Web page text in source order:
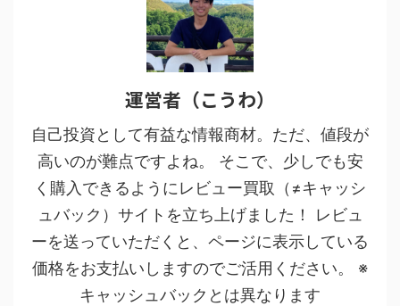
運営者（こうわ）
自己投資として有益な情報商材。ただ、値段が
高いのが難点ですよね。 そこで、少しでも安
く購入できるようにレビュー買取（≠キャッシ
ュバック）サイトを立ち上げました！ レビュ
ーを送っていただくと、ページに表示している
価格をお支払いしますのでご活用ください。 ※
キャッシュバックとは異なります